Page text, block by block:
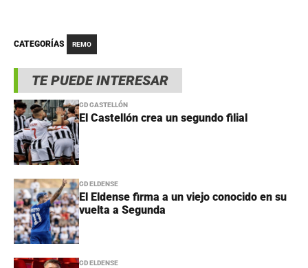
TE PUEDE INTERESAR
CD CASTELLÓN
El Castellón crea un segundo filial
CD ELDENSE
El Eldense firma a un viejo conocido en su
vuelta a Segunda
CD ELDENSE
CATEGORÍAS REMO